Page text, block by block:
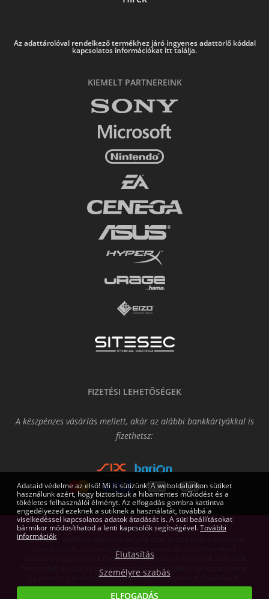
Az adattárolóval rendelkező termékhez járó ingyenes adattörlő kóddal
kapcsolatos információkat itt találja.
KIEMELT PARTNEREINK
FIZETÉSI LEHETŐSÉGEK
A készpénzes vásárlás mellett, akár az alábbi bankkártyákkal is
fizethetsz:
Az oldalon található képek némelyike csak illusztráció. A technikai
specifikációk, a csomagok tartalmi elemei és a szoftvereknél
feltüntetett gépigények tájékoztató jellegűek, a fejlesztők és kiadók
fenntartják a jogot az esetleges tájékoztatás nélküli változtatásokra,
így ezekért a leírásokért cégünk felelősséget nem tud vállalni. Az
árváltoztatás jogát fenntartjuk! Az itt megjelent írásos anyagok a
Gamers.eu Kft. tulajdonát képezik.
Adataid védelme az első! Mi is sütizünk! A weboldalunkon sütiket
használunk azért, hogy biztosítsuk a hibamentes működést és a
tökéletes felhasználói élményt. Az elfogadás gombra kattintva
engedélyezed ezeknek a sütiknek a használatát, továbbá a
viselkedéssel kapcsolatos adatok átadását is. A süti beállításokat
bármikor módosíthatod a lenti kapcsolók segítségével.További
információk
Elutasítás
Személyre szabás
ELFOGADÁS